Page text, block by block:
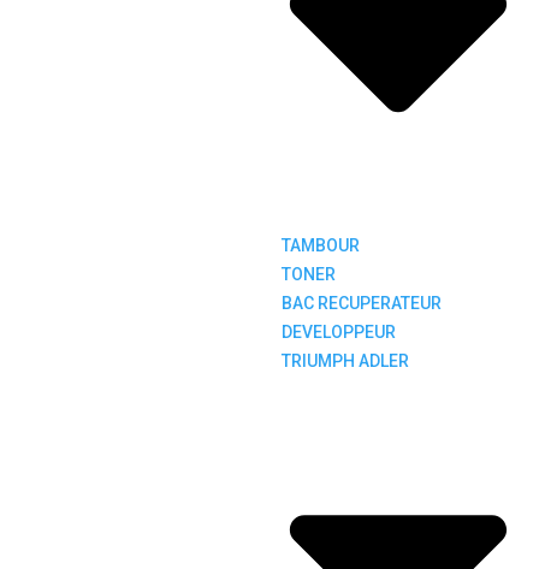
TAMBOUR
TONER
BAC RECUPERATEUR
DEVELOPPEUR
TRIUMPH ADLER